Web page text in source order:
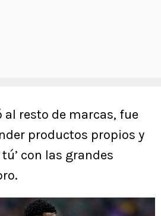
resto de marcas, fue
productos propios y
con las grandes